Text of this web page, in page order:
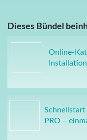
Dieses Bündel
Online-
PRO –